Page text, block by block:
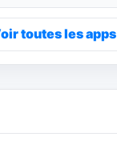
toutes les apps